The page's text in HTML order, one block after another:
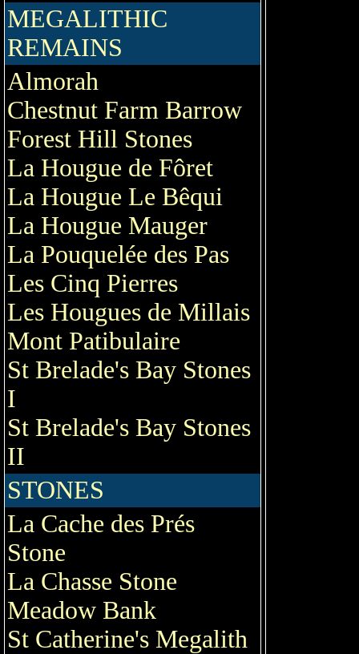
MEGALITHIC
REMAINS
Almorah
Chestnut Farm Barrow
Forest Hill Stones
La Hougue de Fôret
La Hougue Le Bêqui
La Hougue Mauger
La Pouquelée des Pas
Les Cinq Pierres
Les Hougues de Millais
Mont Patibulaire
St Brelade's Bay Stones
I
St Brelade's Bay Stones
II
STONES
La Cache des Prés
Stone
La Chasse Stone
Meadow Bank
St Catherine's Megalith